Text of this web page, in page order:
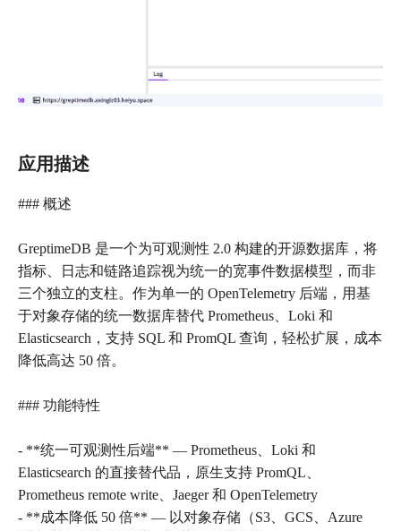
应用描述
### 概述
GreptimeDB 是一个为可观测性 2.0 构建的开源数据库，将
指标、日志和链路追踪视为统一的宽事件数据模型，而非
三个独立的支柱。作为单一的 OpenTelemetry 后端，用基
于对象存储的统一数据库替代 Prometheus、Loki 和
Elasticsearch，支持 SQL 和 PromQL 查询，轻松扩展，成本
降低高达 50 倍。
### 功能特性
- **统一可观测性后端** — Prometheus、Loki 和
Elasticsearch 的直接替代品，原生支持 PromQL、
Prometheus remote write、Jaeger 和 OpenTelemetry
- **成本降低 50 倍** — 以对象存储（S3、GCS、Azure